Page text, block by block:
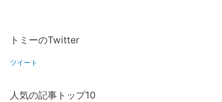
トミーのTwitter
ツイート
人気の記事トップ10